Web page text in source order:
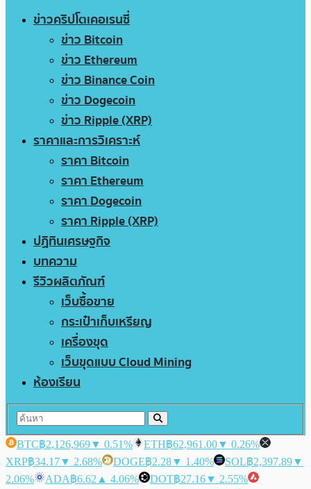
ข่าวคริปโตเคอเรนซี่
ข่าว Bitcoin
ข่าว Ethereum
ข่าว Binance Coin
ข่าว Dogecoin
ข่าว Ripple (XRP)
ราคาและการวิเคราะห์
ราคา Bitcoin
ราคา Ethereum
ราคา Dogecoin
ราคา Ripple (XRP)
ปฏิทินเศรษฐกิจ
บทความ
รีวิวผลิตภัณฑ์
เว็บซื้อขาย
กระเป๋าเก็บเหรียญ
เครื่องขุด
เว็บขุดแบบ Cloud Mining
ห้องเรียน
BTC฿2,126,969▼ 0.51% ETH฿62,961.00▼ 0.26%
XRP฿34.17▼ 2.68% DOGE฿2.28▼ 1.40% SOL฿2,397.89▼
2.06%
ADA฿6.62 ▲ 4.06% DOT฿27.16▼ 2.55%